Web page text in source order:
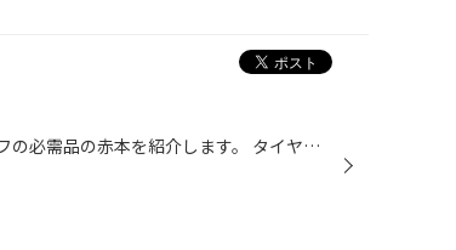
こんにちは清倉です。 今日はわれわれスタッフの必需品の赤本を紹介します。 タイヤの価格が書いてある本なんですが、 内容が変更になると手入力で修正しなければならないので、 パソコンが苦手な私としては非常に目がしぱしぱする仕事です。 でも、これを使うと使わないとでは全く違うので早く作り...